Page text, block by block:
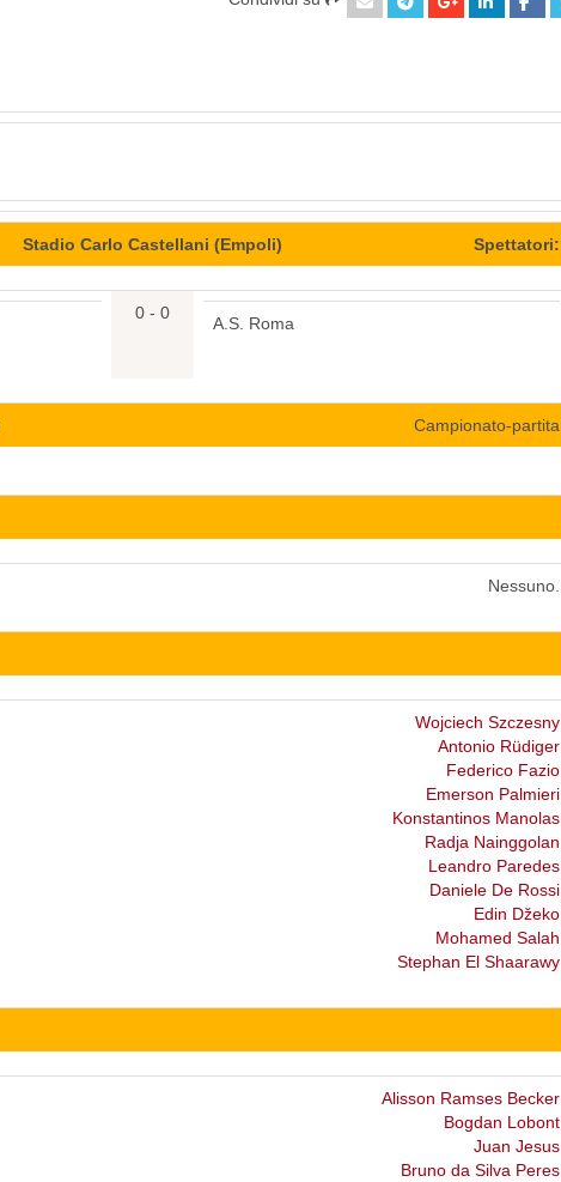
Stadio Carlo Castellani (Empoli) Spettatori:
0 - 0
A.S. Roma
Campionato-partita
Nessuno.
Wojciech Szczesny
Antonio Rüdiger
Federico Fazio
Emerson Palmieri
Konstantinos Manolas
Radja Nainggolan
Leandro Paredes
Daniele De Rossi
Edin Džeko
Mohamed Salah
Stephan El Shaarawy
Alisson Ramses Becker
Bogdan Lobont
Juan Jesus
Bruno da Silva Peres